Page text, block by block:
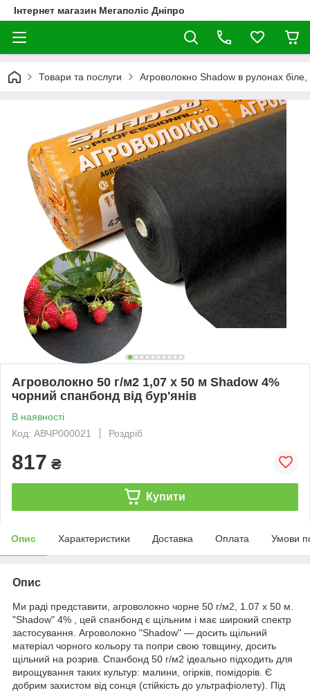
Інтернет магазин Мегаполіс Дніпро
Товари та послуги Агроволокно Shadow в рулонах
Агроволокно 50 г/м2 1,07 х 50 м Shadow 4%
чорний спанбонд від бур'янів
В наявності
Код: АВЧР000021
Роздріб
817 ₴
Купити
Опис Характеристики Доставка Оплата Умови
Опис
Ми раді представити, агроволокно чорне 50 г/м2, 1.07 х 50 м.
"Shadow" 4% , цей спанбонд є щільним і має широкий спектр
застосування. Агроволокно "Shadow" — досить щільний
матеріал чорного кольору та попри свою товщину, досить
щільний на розрив. Спанбонд 50 г/м2 ідеально підходить для
вирощування таких культур: малини, огірків, помідорів. Є
добрим захистом від сонця (стійкість до ультрафіолету). Під